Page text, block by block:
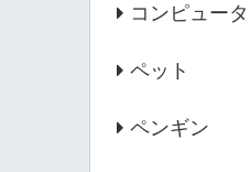
コンピュータ
ペット
ペンギン